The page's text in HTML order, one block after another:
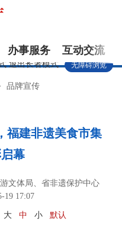
无障碍浏览
退出长者模式
办事服务 互动交流
品牌宣传
福建非遗美食市集
幕
文体局、省非遗保护中心
19 17:07
大 中 小 默认